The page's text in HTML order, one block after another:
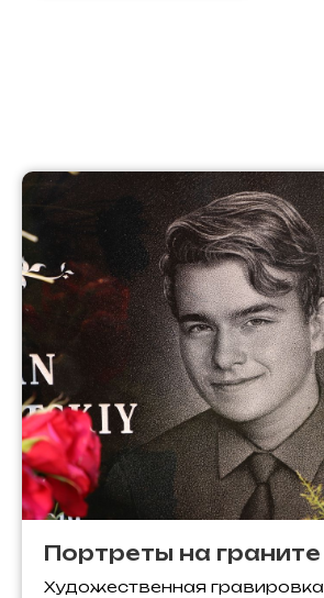
Портреты на граните
Художественная гравировка